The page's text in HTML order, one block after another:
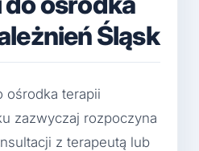
Śląsk
ośrodka terapii
zazwyczaj rozpoczyna
z terapeutą lub